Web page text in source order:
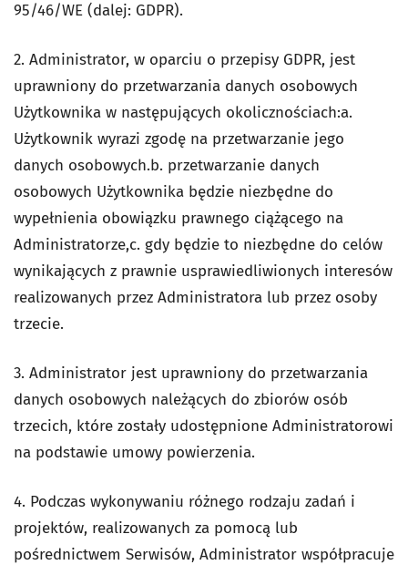
95/46/WE (dalej: GDPR).
2. Administrator, w oparciu o przepisy GDPR, jest
uprawniony do przetwarzania danych osobowych
Użytkownika w następujących okolicznościach:a.
Użytkownik wyrazi zgodę na przetwarzanie jego
danych osobowych.b. przetwarzanie danych
osobowych Użytkownika będzie niezbędne do
wypełnienia obowiązku prawnego ciążącego na
Administratorze,c. gdy będzie to niezbędne do celów
wynikających z prawnie usprawiedliwionych interesów
realizowanych przez Administratora lub przez osoby
trzecie.
3. Administrator jest uprawniony do przetwarzania
danych osobowych należących do zbiorów osób
trzecich, które zostały udostępnione Administratorowi
na podstawie umowy powierzenia.
4. Podczas wykonywaniu różnego rodzaju zadań i
projektów, realizowanych za pomocą lub
pośrednictwem Serwisów, Administrator współpracuje